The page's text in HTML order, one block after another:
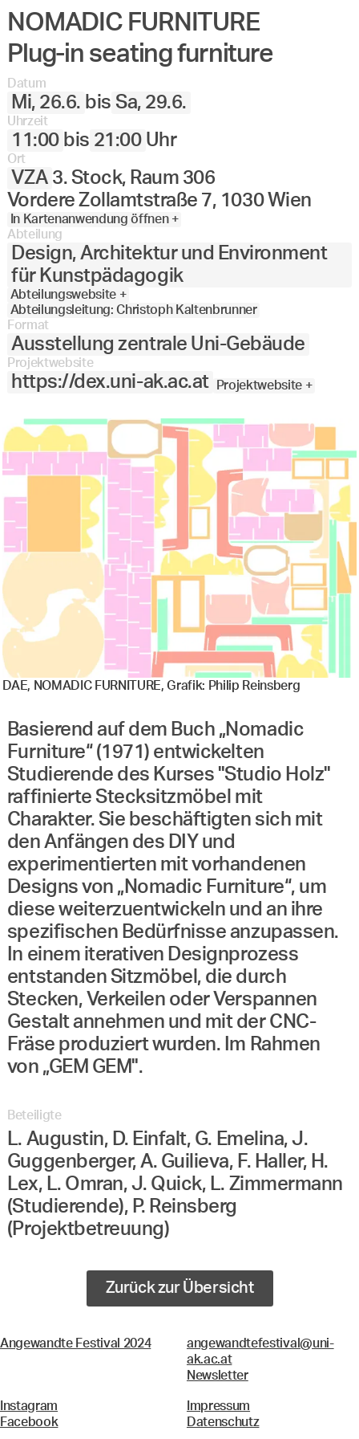
NOMADIC FURNITURE
Plug-in seating furniture
Datum
Mi, 26.6. bis Sa, 29.6.
Uhrzeit
11:00 bis 21:00 Uhr
Ort
VZA 3. Stock, Raum 306
Vordere Zollamtstraße 7, 1030 Wien
In Kartenanwendung öffnen +
Abteilung
Design, Architektur und Environment
für Kunstpädagogik
Abteilungswebsite +
Abteilungsleitung: Christoph Kaltenbrunner
Format
Ausstellung zentrale Uni-Gebäude
Projektwebsite
https://dex.uni-ak.ac.at Projektwebsite +
DAE, NOMADIC FURNITURE, Grafik: Philip Reinsberg
Basierend auf dem Buch „Nomadic
Furniture“ (1971) entwickelten
Studierende des Kurses "Studio Holz"
raffinierte Stecksitzmöbel mit
Charakter. Sie beschäftigten sich mit
den Anfängen des DIY und
experimentierten mit vorhandenen
Designs von „Nomadic Furniture“, um
diese weiterzuentwickeln und an ihre
spezifischen Bedürfnisse anzupassen.
In einem iterativen Designprozess
entstanden Sitzmöbel, die durch
Stecken, Verkeilen oder Verspannen
Gestalt annehmen und mit der CNC-
Fräse produziert wurden. Im Rahmen
von „GEM GEM".
Beteiligte
L. Augustin, D. Einfalt, G. Emelina, J.
Guggenberger, A. Guilieva, F. Haller, H.
Lex, L. Omran, J. Quick, L. Zimmermann
(Studierende), P. Reinsberg
(Projektbetreuung)
Zurück zur Übersicht
Angewandte Festival 2024
angewandtefestival@uni-
ak.ac.at
Newsletter
Instagram
Facebook
Impressum
Datenschutz